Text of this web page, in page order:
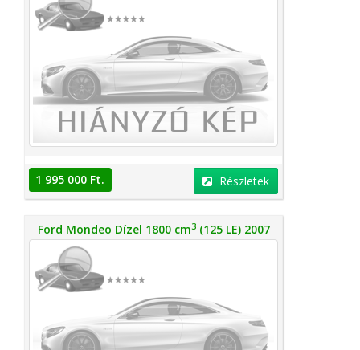
1 995 000 Ft. Részletek
Ford Mondeo Dízel 1800 cm3(125 LE) 2007